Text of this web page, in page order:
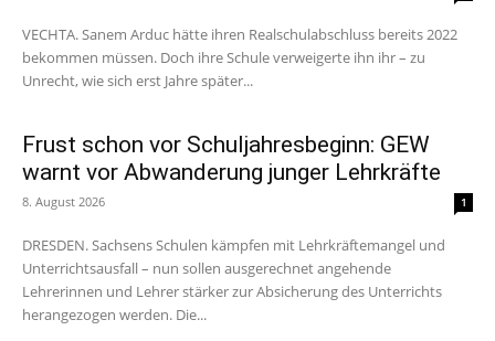
VECHTA. Sanem Arduc hätte ihren Realschulabschluss bereits 2022
bekommen müssen. Doch ihre Schule verweigerte ihn ihr – zu
Unrecht, wie sich erst Jahre später...
Frust schon vor Schuljahresbeginn: GEW
warnt vor Abwanderung junger Lehrkräfte
8. August 2026 1
DRESDEN. Sachsens Schulen kämpfen mit Lehrkräftemangel und
Unterrichtsausfall – nun sollen ausgerechnet angehende
Lehrerinnen und Lehrer stärker zur Absicherung des Unterrichts
herangezogen werden. Die...